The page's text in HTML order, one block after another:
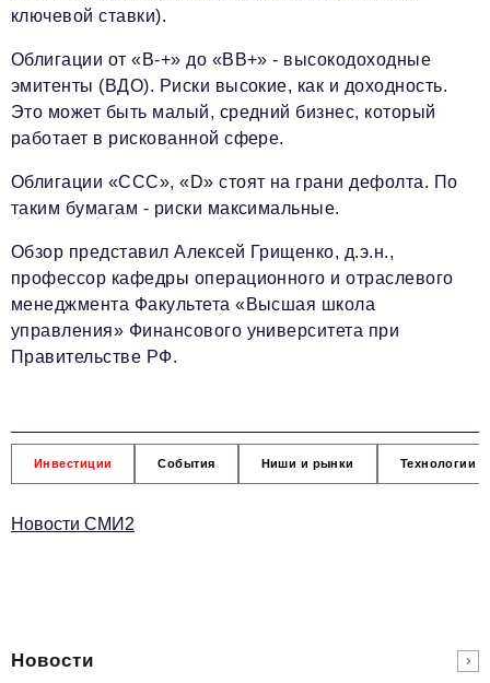
ключевой ставки).
Облигации от «B-+» до «BB+» - высокодоходные
эмитенты (ВДО). Риски высокие, как и доходность.
Это может быть малый, средний бизнес, который
работает в рискованной сфере.
Облигации «СCC», «D» стоят на грани дефолта. По
таким бумагам - риски максимальные.
Обзор представил Алексей Грищенко, д.э.н.,
профессор кафедры операционного и отраслевого
менеджмента Факультета «Высшая школа
управления» Финансового университета при
Правительстве РФ.
Инвестиции События Ниши и рынки Технологии
Новости СМИ2
Новости